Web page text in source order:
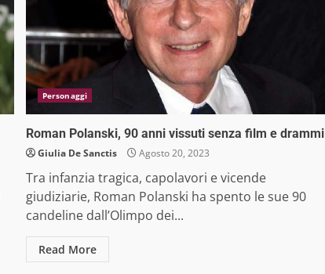
Personaggi
Roman Polanski, 90 anni vissuti senza film e drammi
Giulia De Sanctis Agosto 20, 2023
Tra infanzia tragica, capolavori e vicende
giudiziarie, Roman Polanski ha spento le sue 90
candeline dall’Olimpo dei...
Read More